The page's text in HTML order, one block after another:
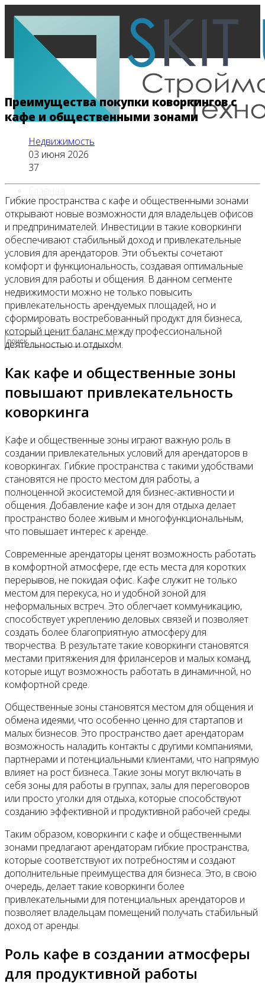
Все новости
Видео
Преимущества покупки коворкингов с
кафе и общественными зонами
Недвижимость
03 июня 2026
37
Гибкие пространства с кафе и общественными зонами
открывают новые возможности для владельцев офисов
и предпринимателей. Инвестиции в такие коворкинги
обеспечивают стабильный доход и привлекательные
условия для арендаторов. Эти объекты сочетают
комфорт и функциональность, создавая оптимальные
условия для работы и общения. В данном сегменте
недвижимости можно не только повысить
привлекательность арендуемых площадей, но и
сформировать востребованный продукт для бизнеса,
который ценит баланс между профессиональной
деятельностью и отдыхом.
Как кафе и общественные зоны
повышают привлекательность
коворкинга
Кафе и общественные зоны играют важную роль в
создании привлекательных условий для арендаторов в
коворкингах. Гибкие пространства с такими удобствами
становятся не просто местом для работы, а
полноценной экосистемой для бизнес-активности и
общения. Добавление кафе и зон для отдыха делает
пространство более живым и многофункциональным,
что повышает интерес к аренде.
Современные арендаторы ценят возможность работать
в комфортной атмосфере, где есть места для коротких
перерывов, не покидая офис. Кафе служит не только
местом для перекуса, но и удобной зоной для
неформальных встреч. Это облегчает коммуникацию,
способствует укреплению деловых связей и позволяет
создать более благоприятную атмосферу для
творчества. В результате такие коворкинги становятся
местами притяжения для фрилансеров и малых команд,
которые ищут возможность работать в динамичной, но
комфортной среде.
Общественные зоны становятся местом для общения и
обмена идеями, что особенно ценно для стартапов и
малых бизнесов. Это пространство дает арендаторам
возможность наладить контакты с другими компаниями,
партнерами и потенциальными клиентами, что напрямую
влияет на рост бизнеса. Такие зоны могут включать в
себя зоны для работы в группах, залы для переговоров
или просто уголки для отдыха, которые способствуют
созданию эффективной и продуктивной рабочей среды.
Таким образом, коворкинги с кафе и общественными
зонами предлагают арендаторам гибкие пространства,
которые соответствуют их потребностям и создают
дополнительные преимущества для бизнеса. Это, в свою
очередь, делает такие коворкинги более
привлекательными для потенциальных арендаторов и
позволяет владельцам помещений получать стабильный
доход от аренды.
Роль кафе в создании атмосферы
для продуктивной работы